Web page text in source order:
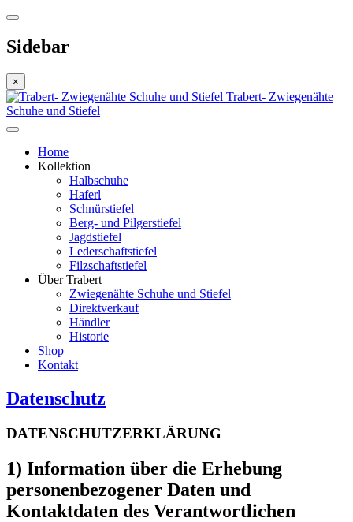
Sidebar
×
Trabert- Zwiegenähte
Schuhe und Stiefel
Home
Kollektion
Halbschuhe
Haferl
Schnürstiefel
Berg- und Pilgerstiefel
Jagdstiefel
Lederschaftstiefel
Filzschaftstiefel
Über Trabert
Zwiegenähte Schuhe und Stiefel
Direktverkauf
Händler
Historie
Shop
Kontakt
Datenschutz
DATENSCHUTZERKLÄRUNG
1) Information über die Erhebung
personenbezogener Daten und
Kontaktdaten des Verantwortlichen